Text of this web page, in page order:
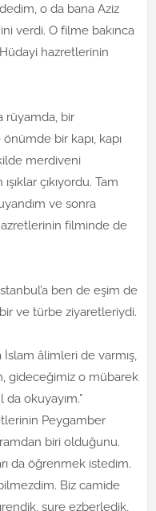
o da bana Aziz
verdi. O filme bakınca
hazretlerinin
rüyamda, bir
bir kapı, kapı
merdiveni
çıkıyordu. Tam
ve sonra
filminde de
ben de eşim de
ve türbe ziyaretleriydi.
İslam âlimleri de varmış,
gideceğimiz o mübarek
okuyayım.”
Peygamber
biri olduğunu.
da öğrenmek istedim.
Biz camide
sure ezberledik,